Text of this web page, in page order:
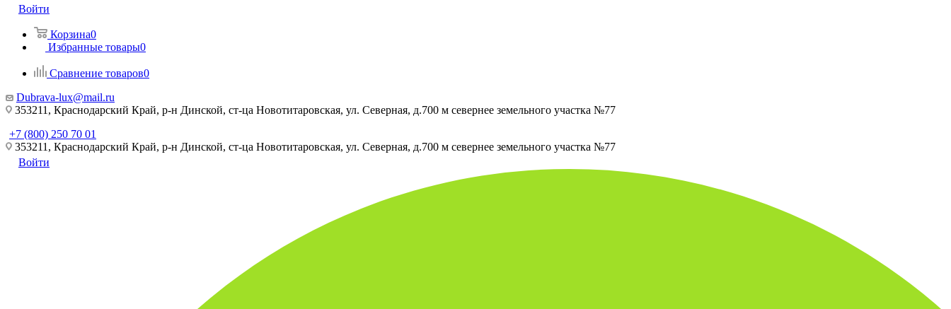
Войти
Корзина0
Избранные товары0
Сравнение товаров0
Dubrava-lux@mail.ru
353211, Краснодарский Край, р-н Динской, ст-ца Новотитаровская, ул. Северная, д.700 м севернее земельного участка №77
+7 (800) 250 70 01
353211, Краснодарский Край, р-н Динской, ст-ца Новотитаровская, ул. Северная, д.700 м севернее земельного участка №77
Войти